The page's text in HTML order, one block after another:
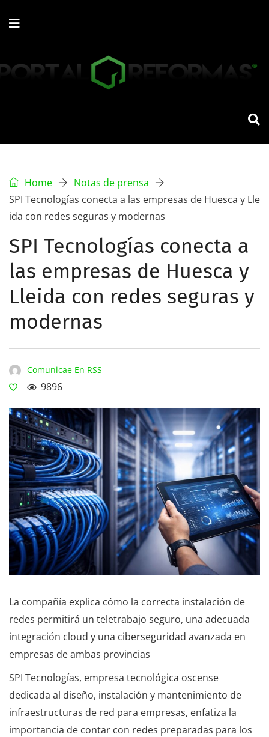
Home
Notas de prensa
SPI Tecnologías conecta a las empresas de Huesca y Lle
ida con redes seguras y modernas
SPI Tecnologías conecta a
las empresas de Huesca y
Lleida con redes seguras y
modernas
Comunicae En RSS
9896
La compañía explica cómo la correcta instalación de
redes permitirá un teletrabajo seguro, una adecuada
integración cloud y una ciberseguridad avanzada en
empresas de ambas provincias
SPI Tecnologías, empresa tecnológica oscense
dedicada al diseño, instalación y mantenimiento de
infraestructuras de red para empresas, enfatiza la
importancia de contar con redes preparadas para los